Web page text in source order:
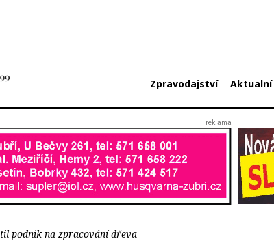
Zpravodajství Aktualní
podnik na zpracování dřeva